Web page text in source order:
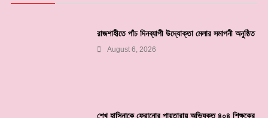
রাজশাহীতে পাঁচ দিনব্যাপী উদ্যোক্তা মেলার সমাপনী অনুষ্ঠিত
August 6, 2026
শেখ হাসিনাকে ফেরানোর পায়তারায় অভিযুক্ত ৪০৪ শিক্ষকের